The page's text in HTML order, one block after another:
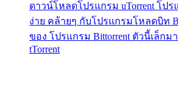
ดาวน์โหลดโปรแกรม uTorrent โปร
ง่าย คล้ายๆ กับโปรแกรมโหลดบิท
ของ โปรแกรม Bittorrent ตัวนี้เล็กม
tTorrent